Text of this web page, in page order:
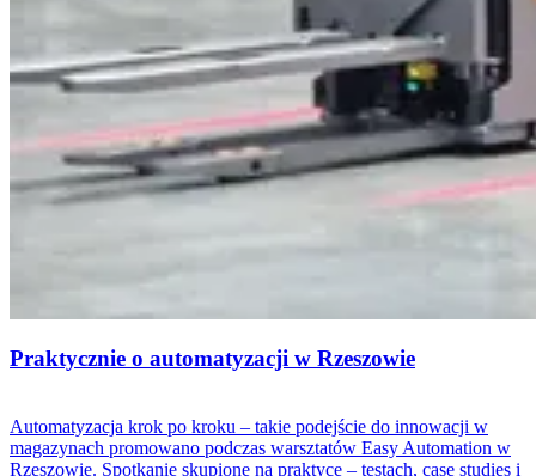
Praktycznie o automatyzacji w Rzeszowie
Automatyzacja krok po kroku – takie podejście do innowacji w
magazynach promowano podczas warsztatów Easy Automation w
Rzeszowie. Spotkanie skupione na praktyce – testach, case studies i